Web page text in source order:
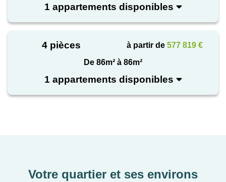
rendez vous.
1 appartements disponibles
4 pièces à partir de 577 819 €
De 86m² à 86m²
1 appartements disponibles
Votre quartier et ses environs